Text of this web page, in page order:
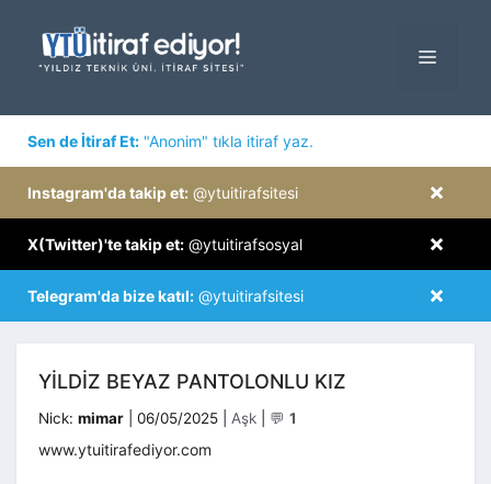
MENÜ
Sen de İtiraf Et: "Anonim" tıkla itiraf yaz.
×
Instagram'da takip et: @ytuitirafsitesi
×
X(Twitter)'te takip et: @ytuitirafsosyal
×
Telegram'da bize katıl: @ytuitirafsitesi
YILDIZ BEYAZ PANTOLONLU KIZ
Nick: mimar 06/05/2025 Kategoriler
Aşk 💬 1
www.ytuitirafediyor.com